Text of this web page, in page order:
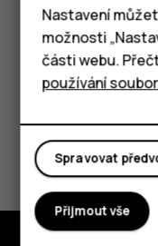
Tablety
přístup k
Pomohlo vám
Ano Ne
Nastavení
možnosti
části webu.
používání
Spravovat
Přijmout vše